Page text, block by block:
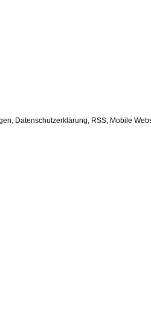
, Datenschutzerklärung, RSS,